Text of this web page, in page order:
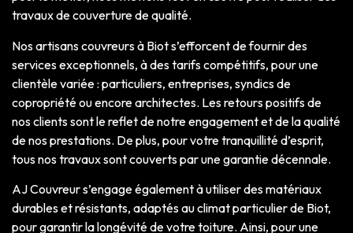
travaux de couverture de qualité.
Nos artisans couvreurs à Biot s’efforcent de fournir des
services exceptionnels, à des tarifs compétitifs, pour une
clientèle variée : particuliers, entreprises, syndics de
copropriété ou encore architectes. Les retours positifs de
nos clients sont le reflet de notre engagement et de la qualité
de nos prestations. De plus, pour votre tranquillité d’esprit,
tous nos travaux sont couverts par une garantie décennale.
AJ Couvreur s’engage également à utiliser des matériaux
durables et résistants, adaptés au climat particulier de Biot,
pour garantir la longévité de votre toiture. Ainsi, pour une